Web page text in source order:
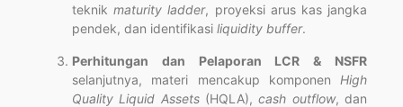
teknikmaturity ladder, proyeksi arus kas jangka
pendek, dan identifikasi liquidity buffer.
Perhitungan dan Pelaporan LCR & NSFR
selanjutnya, materi mencakup komponen High
Quality Liquid Assets(HQLA),cash outflow, dan